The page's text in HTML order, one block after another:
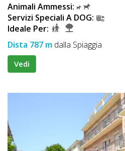
Animali Ammessi:
Servizi Speciali A DOG:
Ideale Per:
Dista 787 m dalla Spiaggia
Vedi